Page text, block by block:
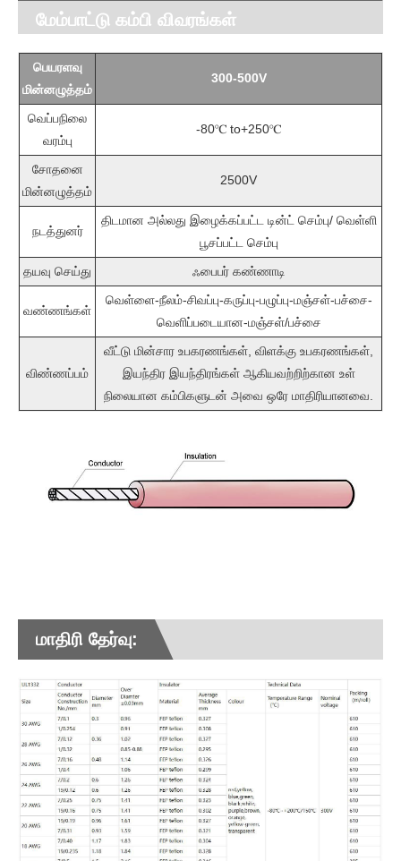
மேம்பாட்டு கம்பி விவரங்கள்
பெயரளவு
மின்னழுத்தம்
300-500V
வெப்பநிலை
வரம்பு
-80℃ to+250℃
சோதனை
மின்னழுத்தம்
2500V
நடத்துனர்
திடமான அல்லது இழைக்கப்பட்ட டின்ட் செம்பு/ வெள்ளி
பூசப்பட்ட செம்பு
தயவு செய்து
ஃபைபர் கண்ணாடி
வண்ணங்கள்
வெள்ளை-நீலம்-சிவப்பு-கருப்பு-பழுப்பு-மஞ்சள்-பச்சை-
வெளிப்படையான-மஞ்சள்/பச்சை
விண்ணப்பம்
வீட்டு மின்சார உபகரணங்கள், விளக்கு உபகரணங்கள்,
இயந்திர இயந்திரங்கள் ஆகியவற்றிற்கான உள்
நிலையான கம்பிகளுடன் அவை ஒரே மாதிரியானவை.
மாதிரி தேர்வு: